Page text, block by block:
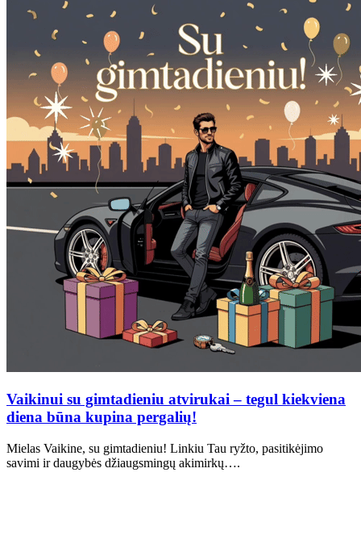
Vaikinui su gimtadieniu atvirukai – tegul kiekviena
diena būna kupina pergalių!
Mielas Vaikine, su gimtadieniu! Linkiu Tau ryžto, pasitikėjimo
savimi ir daugybės džiaugsmingų akimirkų….